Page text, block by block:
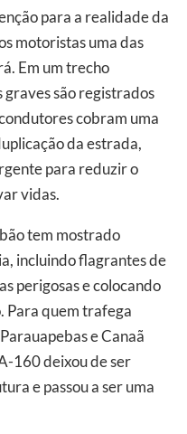
para a realidade da
motoristas uma das
Em um trecho
são registrados
cobram uma
da estrada,
para reduzir o
vidas.
tem mostrado
incluindo flagrantes de
perigosas e colocando
Para quem trafega
e Canaã
160 deixou de ser
e passou a ser uma